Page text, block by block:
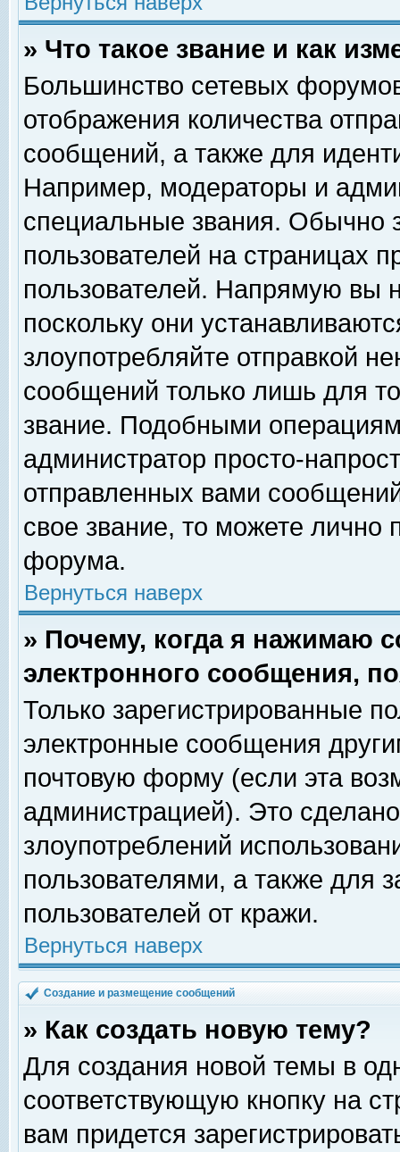
» Что такое звание и как
Большинство сетевых
отображения количества
сообщений, а также для
Например, модераторы и
специальные звания. Обычно
пользователей на страницах
пользователей. Напрямую вы
поскольку они
злоупотребляйте отправкой
сообщений только лишь для
звание. Подобными
администратор просто-
отправленных вами
свое звание, то можете лично
форума.
Вернуться наверх
» Почему, когда я нажимаю
электронного сообщения,
Только зарегистрированные
электронные сообщения
почтовую форму (если эта
администрацией). Это
злоупотреблений
пользователями, а также для
пользователей от кражи.
Вернуться наверх
Создание и размещение сообщений
» Как создать новую тему?
Для создания новой темы в
соответствующую кнопку на
вам придется